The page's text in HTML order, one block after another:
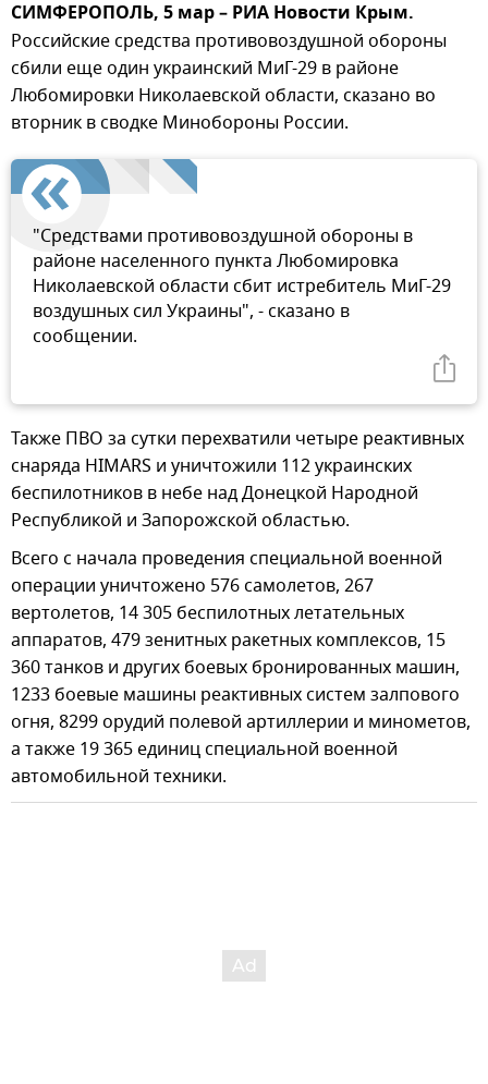
СИМФЕРОПОЛЬ, 5 мар – РИА Новости Крым.
Российские средства противовоздушной обороны
сбили еще один украинский МиГ-29 в районе
Любомировки Николаевской области, сказано во
вторник в сводке Минобороны России.
"Средствами противовоздушной обороны в
районе населенного пункта Любомировка
Николаевской области сбит истребитель МиГ-29
воздушных сил Украины", - сказано в
сообщении.
Также ПВО за сутки перехватили четыре реактивных
снаряда HIMARS и уничтожили 112 украинских
беспилотников в небе над Донецкой Народной
Республикой и Запорожской областью.
Всего с начала проведения специальной военной
операции уничтожено 576 самолетов, 267
вертолетов, 14 305 беспилотных летательных
аппаратов, 479 зенитных ракетных комплексов, 15
360 танков и других боевых бронированных машин,
1233 боевые машины реактивных систем залпового
огня, 8299 орудий полевой артиллерии и минометов,
а также 19 365 единиц специальной военной
автомобильной техники.